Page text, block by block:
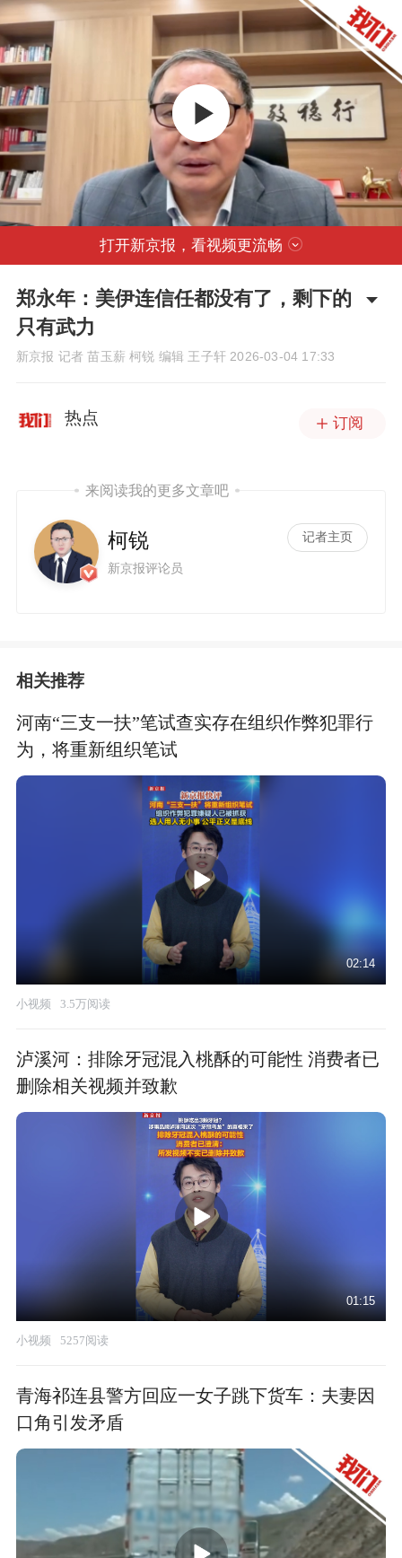
打开新京报，看视频更流畅
郑永年：美伊连信任都没有了，剩下的
只有武力
新京报 记者 苗玉薪 柯锐 编辑 王子轩 2026-03-04 17:33
热点 订阅
来阅读我的更多文章吧
柯锐
新京报评论员
记者主页
相关推荐
河南“三支一扶”笔试查实存在组织作弊犯罪行
为，将重新组织笔试
02:14
小视频 3.5万阅读
泸溪河：排除牙冠混入桃酥的可能性 消费者已
删除相关视频并致歉
01:15
小视频 5257阅读
青海祁连县警方回应一女子跳下货车：夫妻因
口角引发矛盾